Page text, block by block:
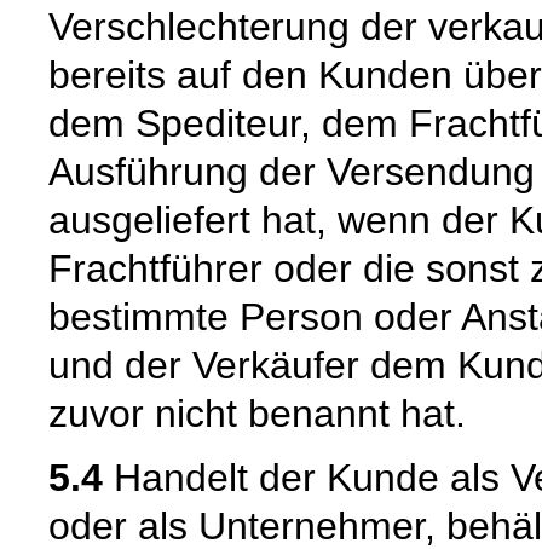
Verschlechterung der
bereits auf den Kunden
dem Spediteur, dem
Ausführung der
ausgeliefert hat, wenn der
Frachtführer oder die sonst
bestimmte Person oder
und der Verkäufer dem
zuvor nicht benannt hat.
5.4 Handelt der Kunde als
oder als Unternehmer,